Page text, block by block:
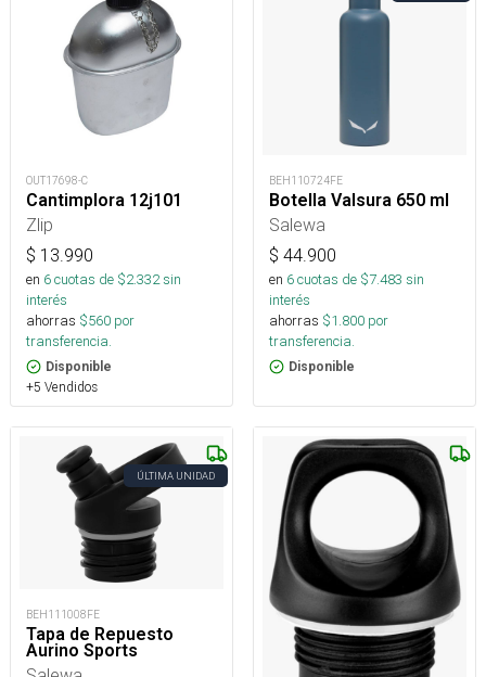
OUT17698-C
Cantimplora 12j101
Zlip
$ 13.990
en 6cuotas de $2.332sin
interés
ahorras $560 por
transferencia.
Disponible
+5 Vendidos
BEH110724FE
Botella Valsura 650 ml
Salewa
$ 44.900
en 6cuotas de $7.483 sin
interés
ahorras $1.800 por
transferencia.
Disponible
ÚLTIMA UNIDAD
BEH111008FE
Tapa de Repuesto
Aurino Sports